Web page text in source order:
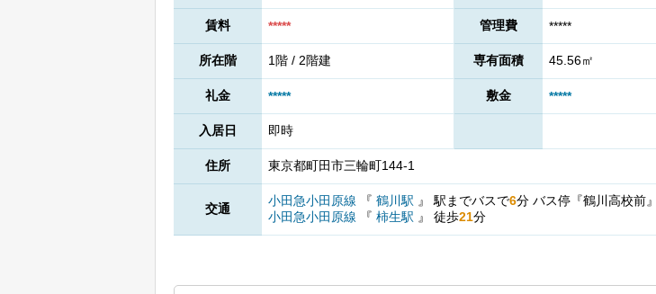
賃料 ***** 管理費 *****
所在階 1階 / 2階建 専有面積 45.56㎡
礼金 ***** 敷金 *****
入居日 即時
住所 東京都町田市三輪町144-1
交通
小田急小田原線 『 鶴川駅 』 駅までバスで6分 バス停『鶴川高校前』
小田急小田原線
『 柿生駅 』 徒歩21分